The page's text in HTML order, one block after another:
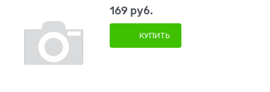
169 руб.
КУПИТЬ